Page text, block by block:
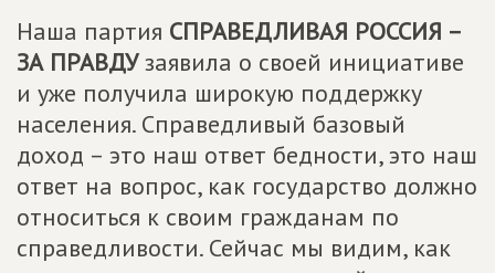
Наша партия СПРАВЕДЛИВАЯ РОССИЯ –
ЗА ПРАВДУзаявила о своей инициативе
и уже получила широкую поддержку
населения. Справедливый базовый
доход – это наш ответ бедности, это наш
ответ на вопрос, как государство должно
относиться к своим гражданам по
справедливости. Сейчас мы видим, как